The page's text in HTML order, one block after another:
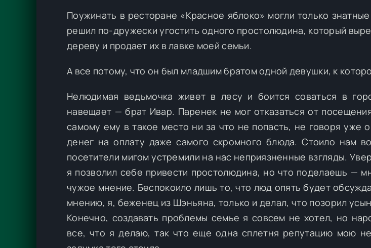
Поужинать в ресторане «Красное яблоко» могли только
решил по-дружески угостить одного простолюдина, который
дереву и продает их в лавке моей семьи.
А все потому, что он был младшим братом одной девушки, к
Нелюдимая ведьмочка живет в лесу и боится соваться в
навещает — брат Ивар. Паренек не мог отказаться от
самому ему в такое место ни за что не попасть, не говоря уже
денег на оплату даже самого скромного блюда. Стоило нам
посетители мигом устремили на нас неприязненные взгляды.
я позволил себе привести простолюдина, но что поделаешь —
чужое мнение. Беспокоило лишь то, что люд опять будет
мнению, я, беженец из Шэньяна, только и делал, что позорил
Конечно, создавать проблемы семье я совсем не хотел, но
все, что я делаю, так что еще одна сплетня репутацию мою